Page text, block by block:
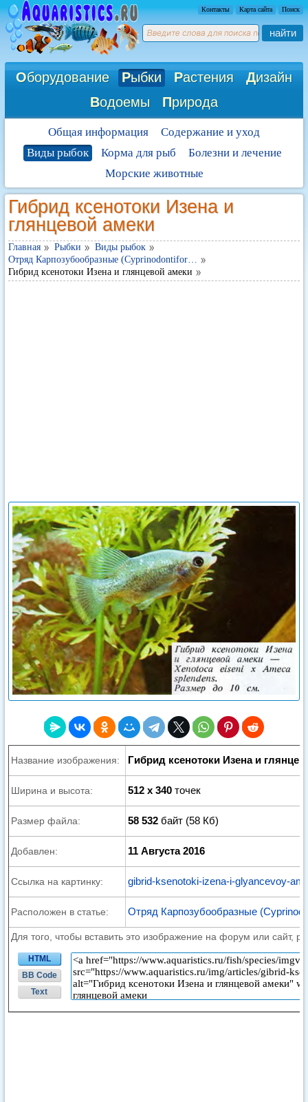
Контакты Карта сайта Поиск
найти
Оборудование Рыбки Растения Дизайн
Водоемы Природа
Общая информация
Содержание и уход
Виды рыбок
Корма для рыб
Болезни и лечение
Морские животные
Гибрид ксенотоки Изена и
глянцевой амеки
Главная Рыбки
Виды рыбок
Отряд Карпозубообразные (Cyprinodontifor…
Гибрид ксенотоки Изена и глянцевой амеки
Название изображения: Гибрид ксенотоки Изена и
Ширина и высота: 512 x 340 точек
Размер файла: 58 532 байт (58 Кб)
Добавлен: 11 Августа 2016
Ссылка на картинку: gibrid-ksenotoki-izena-i-glyancevoy-
Расположен в статье: Отряд Карпозубообразные
Для того, чтобы вставить это изображение на форум или сайт,
HTML
BB Code
Text